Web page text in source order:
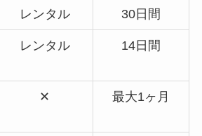
レンタル 30日間
レンタル 14日間
✕ 最大1ヶ月